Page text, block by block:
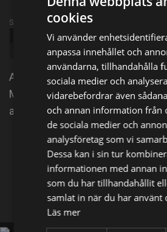
Sändningsinformation
Publicerad: 2023
Romantik
Amy reser till Venedig för att
Marcello att hjälpa henne. När
anmäler sig Amy till hans
Facebook X
cookies
Vi använder
anpassa innehållet och
användarna, tillhandahålla
sociala medier och
vidarebefordrar även
och annan information från
de sociala medier och
analysföretag som vi
Dessa kan i sin tur
informationen med annan
som du har tillhandahållit
samlat in när du har använt
Läs mer